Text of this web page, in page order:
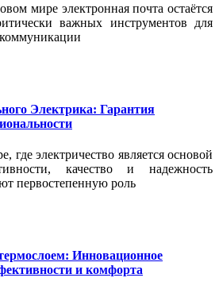
мире электронная почта остаётся
важных инструментов для
Электрика: Гарантия
где электричество является основой
качество и надежность
первостепенную роль
Инновационное
и комфорта